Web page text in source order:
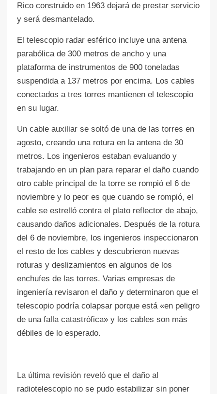
Rico construido en 1963 dejará de prestar servicio
y será desmantelado.
El telescopio radar esférico incluye una antena
parabólica de 300 metros de ancho y una
plataforma de instrumentos de 900 toneladas
suspendida a 137 metros por encima. Los cables
conectados a tres torres mantienen el telescopio
en su lugar.
Un cable auxiliar se soltó de una de las torres en
agosto, creando una rotura en la antena de 30
metros. Los ingenieros estaban evaluando y
trabajando en un plan para reparar el daño cuando
otro cable principal de la torre se rompió el 6 de
noviembre y lo peor es que cuando se rompió, el
cable se estrelló contra el plato reflector de abajo,
causando daños adicionales. Después de la rotura
del 6 de noviembre, los ingenieros inspeccionaron
el resto de los cables y descubrieron nuevas
roturas y deslizamientos en algunos de los
enchufes de las torres. Varias empresas de
ingeniería revisaron el daño y determinaron que el
telescopio podría colapsar porque está «en peligro
de una falla catastrófica» y los cables son más
débiles de lo esperado.
La última revisión reveló que el daño al
radiotelescopio no se pudo estabilizar sin poner